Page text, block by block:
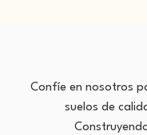
Confíe en nosotros
suelos de